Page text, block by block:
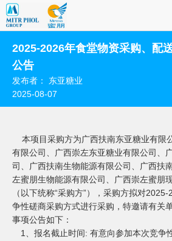
2025-2026年食堂物资采购、配
公告
发布者： 东亚糖业
2025-08-07
本项目采购方为广西扶南东亚糖业有限
有限公司、广西崇左东亚糖业有限公司、
司、广西扶南生物能源有限公司、广西扶
左蜜朋生物能源有限公司、广西崇左蜜朋
（以下统称“采购方”），采购方拟对
争性磋商采购方式进行采购，特邀请有关
事项公告如下：
1、报名截止时间: 有意向参加本次竞争